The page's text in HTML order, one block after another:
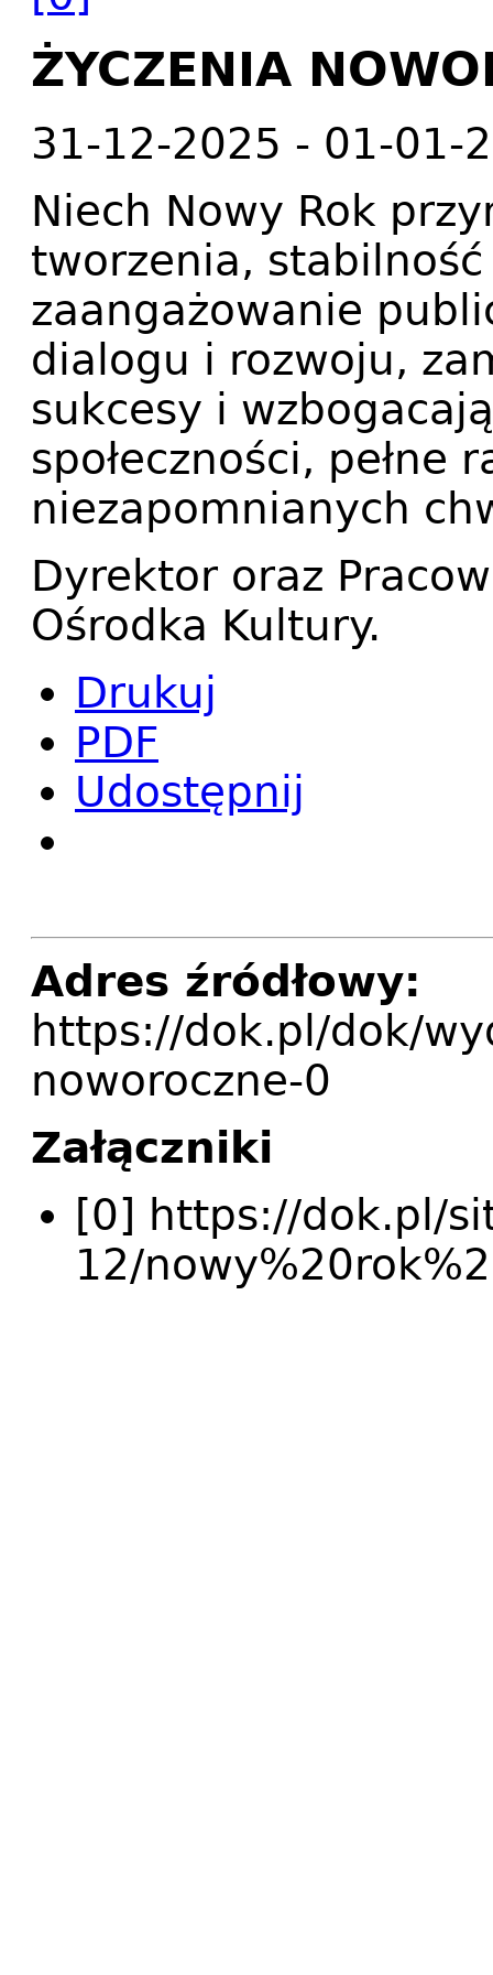
ŻYCZENIA
31-12-2025 - 01-01-
Niech Nowy Rok
tworzenia,
zaangażowanie
dialogu i rozwoju,
sukcesy i
społeczności, pełne
niezapomnianych
Dyrektor oraz
Ośrodka Kultury.
Drukuj
PDF
Udostępnij
Adres źródłowy:
https://dok.pl/dok/
noworoczne-0
Załączniki
[0] https://dok.pl/
12/